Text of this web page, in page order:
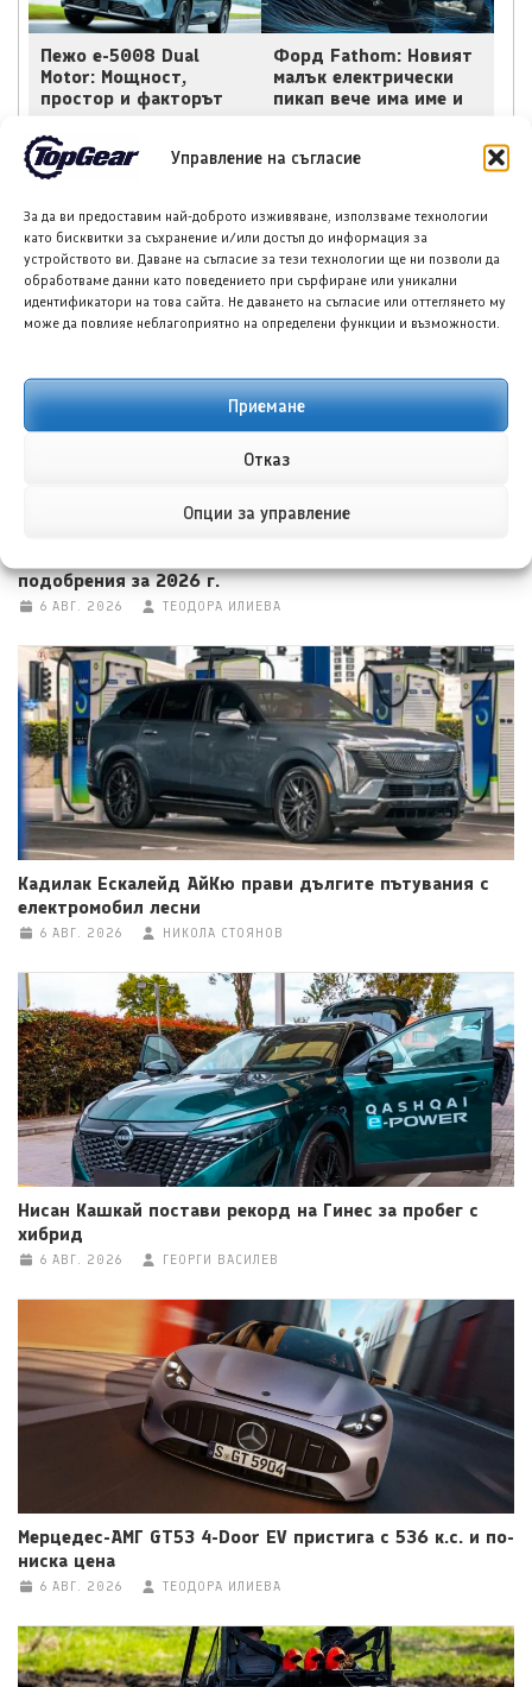
Управление на съгласие
За да ви предоставим най-доброто изживяване, използваме технологии
като бисквитки за съхранение и/или достъп до информация за
устройството ви. Даване на съгласие за тези технологии ще ни позволи да
обработваме данни като поведението при сърфиране или уникални
идентификатори на това сайта. Не даването на съгласие или оттеглянето му
може да повлияе неблагоприятно на определени функции и възможности.
Приемане
Отказ
Опции за управление
Пежо e-5008 Dual
Motor: Мощност,
простор и факторът
Форд Fathom: Новият
малък електрически
пикап вече има име и
НОВИ ПУБЛИКАЦИИ
подобрения за 2026 г.
6 АВГ. 2026 ТЕОДОРА ИЛИЕВА
Кадилак Ескалейд АйКю прави дългите пътувания с
електромобил лесни
6 АВГ. 2026 НИКОЛА СТОЯНОВ
Нисан Кашкай постави рекорд на Гинес за пробег с
хибрид
6 АВГ. 2026 ГЕОРГИ ВАСИЛЕВ
Мерцедес-АМГ GT53 4-Door EV пристига с 536 к.с. и по-
ниска цена
6 АВГ. 2026 ТЕОДОРА ИЛИЕВА